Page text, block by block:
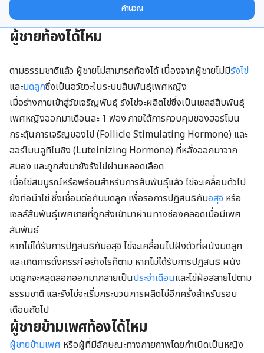
คำนวณ
ผู้ชายท้องได้ไหม
ตามธรรมชาติแล้ว ผู้ชายไม่สามารถท้องได้ เนื่องจากผู้ชายไม่มีรังไข่
และมดลูกซึ่งเป็นอวัยวะในระบบสืบพันธุ์เพศหญิง
เมื่อร่างกายเข้าสู่วัยเจริญพันธุ์ รังไข่จะผลิตไข่ซึ่งเป็นเซลล์สืบพันธุ์
เพศหญิงออกมาเดือนละ 1 ฟอง ภายใต้การควบคุมของฮอร์โมน
กระตุ้นการเจริญของไข่ (Follicle Stimulating Hormone) และ
ฮอร์โมนลูทิไนซิง (Luteinizing Hormone) ที่หลั่งออกมาจาก
สมอง และถูกส่งมายังรังไข่ผ่านหลอดเลือด
เมื่อไข่สมบูรณ์หรือพร้อมสำหรับการสืบพันธุ์แล้ว ไข่จะเคลื่อนตัวไป
ยังท่อนำไข่ ซึ่งเชื่อมต่อกับมดลูก เพื่อรอการปฏิสนธิกับอสุจิ หรือ
เซลล์สืบพันธุ์เพศชายที่ถูกส่งเข้ามาผ่านทางช่องคลอดเมื่อมีเพศ
สัมพันธ์
หากไข่ได้รับการปฏิสนธิกับอสุจิ ไข่จะเคลื่อนไปฝังตัวที่ผนังมดลูก
และเกิดการตั้งครรภ์ อย่างไรก็ตาม หากไม่ได้รับการปฏิสนธิ ผนัง
มดลูกจะหลุดลอกออกมากลายเป็นประจำเดือนและไข่ฝ่อสลายไปตาม
ธรรมชาติ และรังไข่จะเริ่มกระบวนการผลิตไข่อีกครั้งสำหรับรอบ
เดือนถัดไป
ผู้ชายข้ามเพศท้องได้ไหม
ผู้ชายข้ามเพศ หรือผู้ที่มีลักษณะทางกายภาพโดยกำเนิดเป็นหญิง